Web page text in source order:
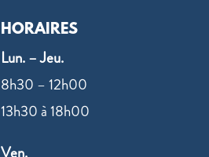
HORAIRES
Lun. – Jeu.
8h30 – 12h00
13h30 à 18h00
Ven.